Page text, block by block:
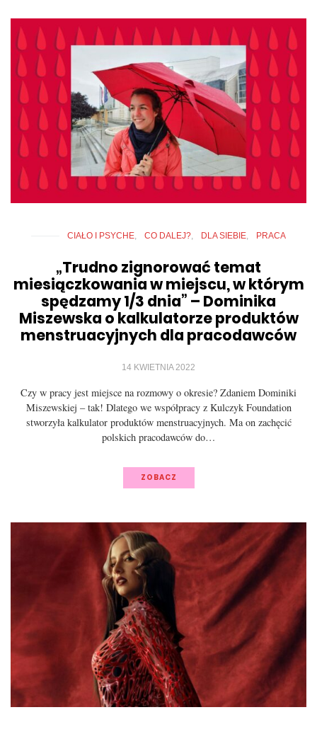
CIAŁO I PSYCHE CO DALEJ? DLA SIEBIE PRACA
„Trudno zignorować temat
miesiączkowania w miejscu, w którym
spędzamy 1/3 dnia” – Dominika
Miszewska o kalkulatorze produktów
menstruacyjnych dla pracodawców
14 KWIETNIA 2022
Czy w pracy jest miejsce na rozmowy o okresie? Zdaniem Dominiki
Miszewskiej – tak! Dlatego we współpracy z Kulczyk Foundation
stworzyła kalkulator produktów menstruacyjnych. Ma on zachęcić
polskich pracodawców do…
ZOBACZ